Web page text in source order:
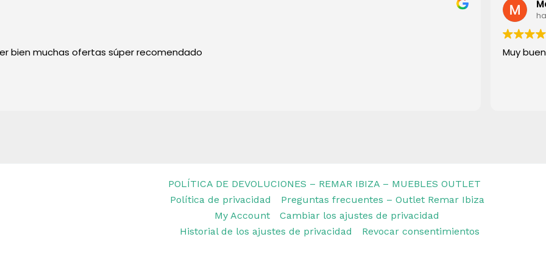
bien muchas ofertas súper recomendado Muy
POLÍTICA DE DEVOLUCIONES – REMAR IBIZA – MUEBLES OUTLET
Política de privacidad
Preguntas frecuentes – Outlet Remar Ibiza
My Account
Cambiar los ajustes de privacidad
Historial de los ajustes de privacidad
Revocar consentimientos